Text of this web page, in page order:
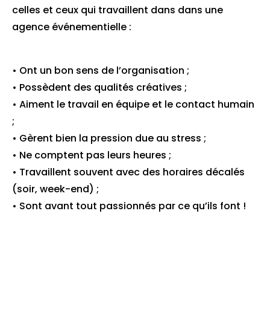
celles et ceux qui travaillent dans dans une
agence événementielle :
• Ont un bon sens de l’organisation ;
• Possèdent des qualités créatives ;
• Aiment le travail en équipe et le contact humain
;
• Gèrent bien la pression due au stress ;
• Ne comptent pas leurs heures ;
• Travaillent souvent avec des horaires décalés
(soir, week-end) ;
• Sont avant tout passionnés par ce qu’ils font !